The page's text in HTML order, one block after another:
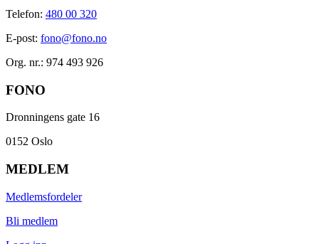
Telefon: 480 00 320
E-post: fono@fono.no
Org. nr.: 974 493 926
FONO
Dronningens gate 16
0152 Oslo
MEDLEM
Medlemsfordeler
Bli medlem